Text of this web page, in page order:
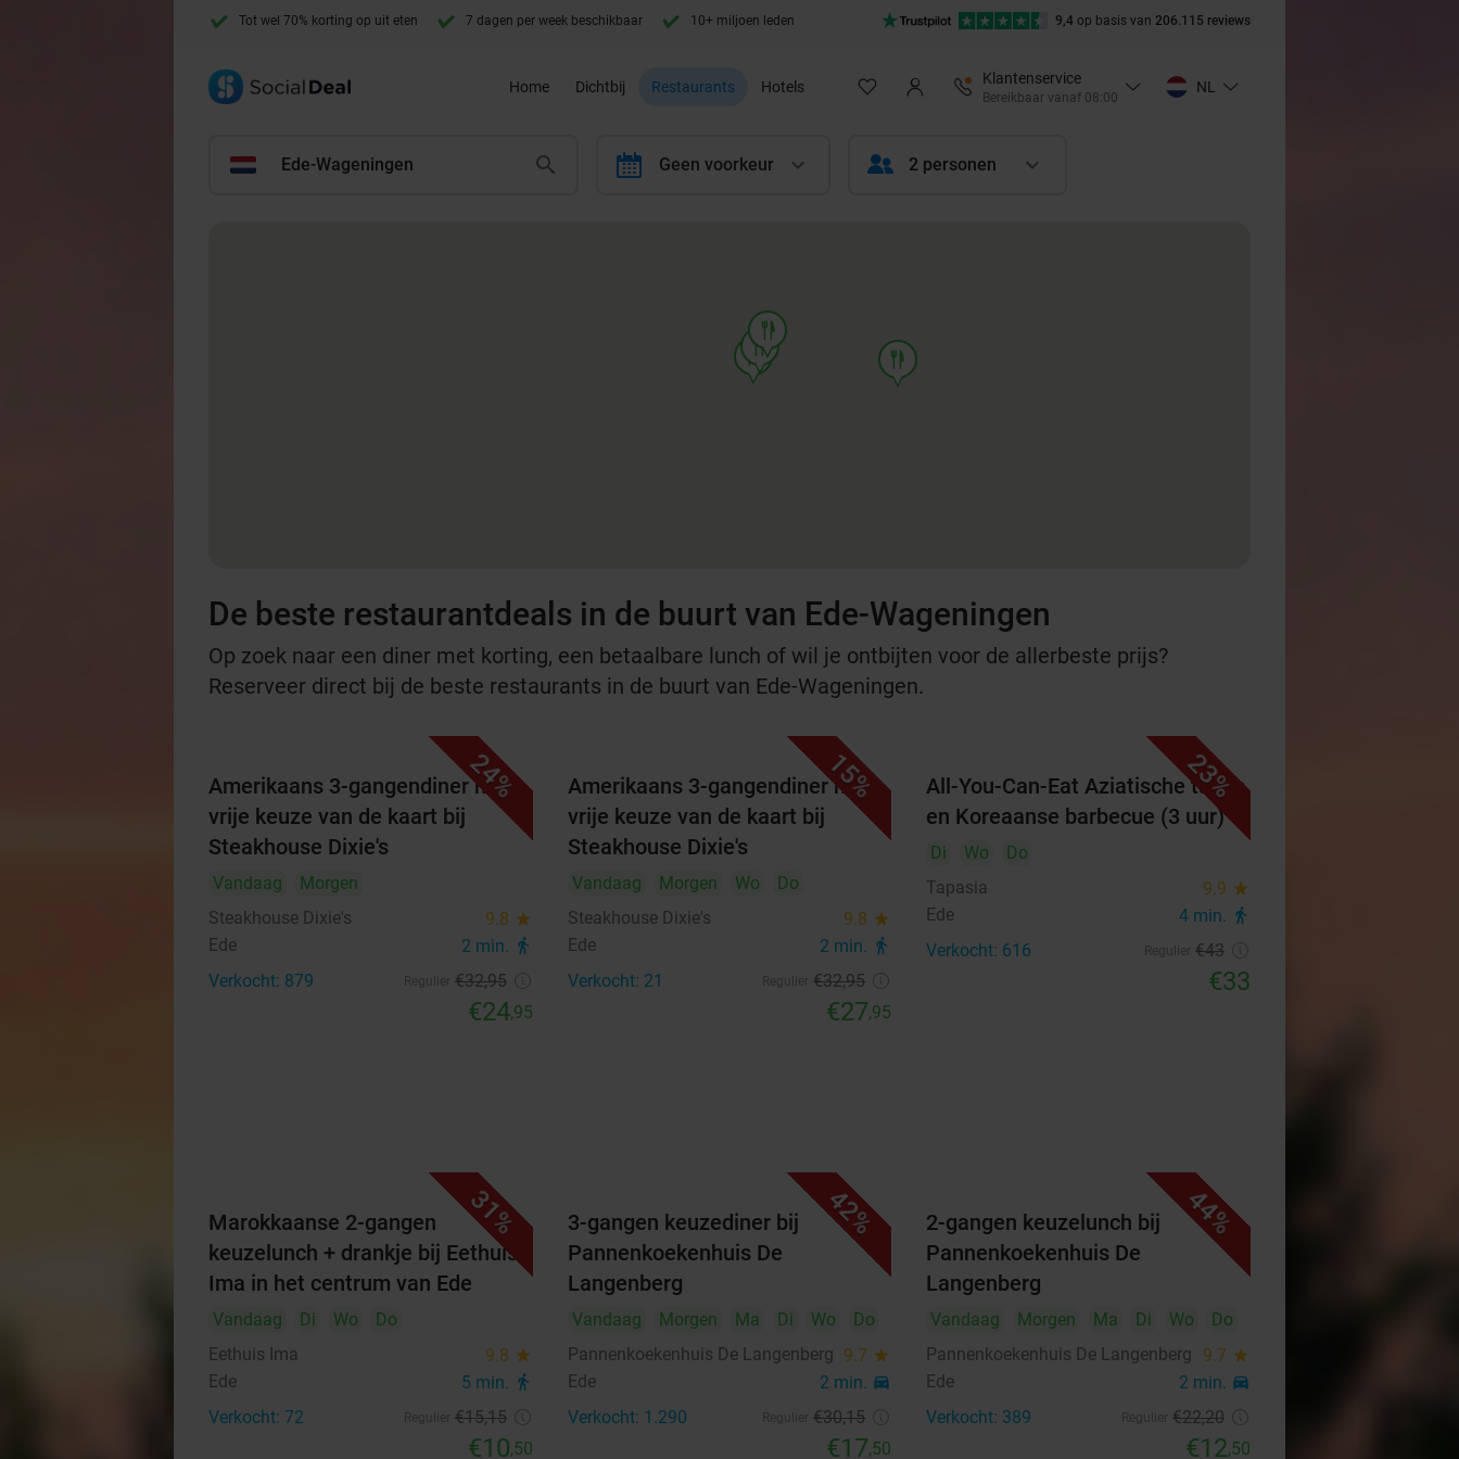
Tot wel 70% korting op uit eten 7 dagen per week beschikbaar 10+ miljoen leden 9,4 op basis van 206.115 reviews
Home Dichtbij Restaurants Hotels
Klantenservice
Bereikbaar vanaf 08:00
NL
Ede-Wageningen calendar Geen voorkeur 2 personen
food
food
food
food
De beste restaurantdeals in de buurt van Ede-Wageningen
Op zoek naar een diner met korting, een betaalbare lunch of wil je ontbijten voor de allerbeste prijs?
Reserveer direct bij de beste restaurants in de buurt van Ede-Wageningen.
24%
Amerikaans 3-gangendiner met
vrije keuze van de kaart bij
Steakhouse Dixie's
Vandaag
Morgen
Steakhouse Dixie's
9.8 star
Ede 2 min. directions_walk
Verkocht: 879 €32,95
€24,95
15%
Amerikaans 3-gangendiner met
vrije keuze van de kaart bij
Steakhouse Dixie's
Vandaag Morgen Wo
Do
Steakhouse Dixie's
9.8 star
Ede 2 min. directions_walk
Verkocht: 21 €32,95
€27,95
23%
All-You-Can-Eat Aziatische tapas
en Koreaanse barbecue (3 uur)
Di Wo
Do
Tapasia
9.9 star
Ede 4 min. directions_walk
Verkocht: 616 €43
€33
31%
Marokkaanse 2-gangen
keuzelunch + drankje bij Eethuis
Ima in het centrum van Ede
Vandaag Di Wo
Do
Eethuis Ima
9.8 star
Ede 5 min. directions_walk
Verkocht: 72 €15,15
€10,50
42%
3-gangen keuzediner bij
Pannenkoekenhuis De
Langenberg
Vandaag Morgen Ma Di Wo
Do
Pannenkoekenhuis De Langenberg 9.7 star
Ede 2 min. directions_car
Verkocht: 1.290 €30,15
€17,50
44%
2-gangen keuzelunch bij
Pannenkoekenhuis De
Langenberg
Vandaag Morgen Ma Di Wo
Do
Pannenkoekenhuis De Langenberg
9.7 star
Ede 2 min. directions_car
Verkocht: 389 €22,20
€12,50